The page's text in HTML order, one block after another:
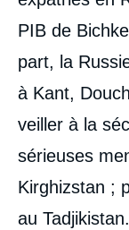
PIB de
part, la
à Kant,
veiller à la
sérieuses
Kirghizstan ;
au Tadjikistan.